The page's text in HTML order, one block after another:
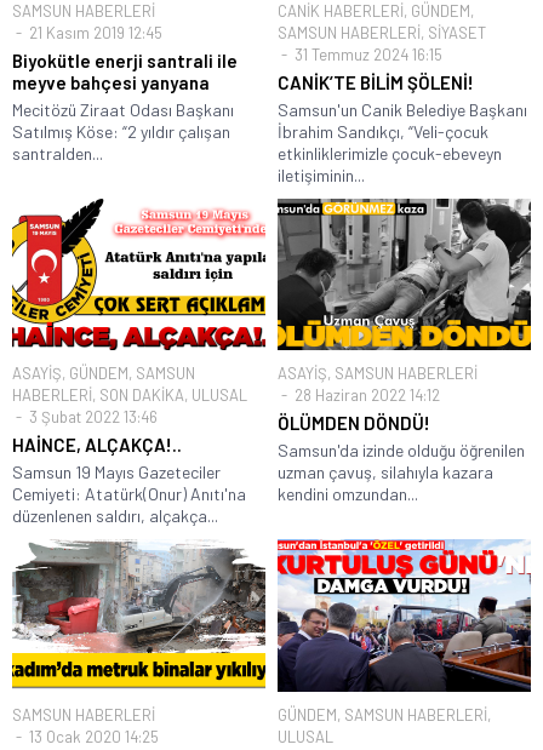
SAMSUN HABERLERİ
21 Kasım 2019 12:45
Biyokütle enerji santrali ile
meyve bahçesi yanyana
Mecitözü Ziraat Odası Başkanı
Satılmış Köse: “2 yıldır çalışan
santralden...
CANİK HABERLERİ, GÜNDEM,
SAMSUN HABERLERİ, SİYASET
31 Temmuz 2024 16:15
CANİK’TE BİLİM ŞÖLENİ!
Samsun'un Canik Belediye Başkanı
İbrahim Sandıkçı, “Veli-çocuk
etkinliklerimizle çocuk-ebeveyn
iletişiminin...
ASAYİŞ, GÜNDEM, SAMSUN
HABERLERİ, SON DAKİKA, ULUSAL
3 Şubat 2022 13:46
HAİNCE, ALÇAKÇA!..
Samsun 19 Mayıs Gazeteciler
Cemiyeti: Atatürk(Onur) Anıtı'na
düzenlenen saldırı, alçakça...
ASAYİŞ, SAMSUN HABERLERİ
28 Haziran 2022 14:12
ÖLÜMDEN DÖNDÜ!
Samsun'da izinde olduğu öğrenilen
uzman çavuş, silahıyla kazara
kendini omzundan...
SAMSUN HABERLERİ
13 Ocak 2020 14:25
GÜNDEM, SAMSUN HABERLERİ,
ULUSAL